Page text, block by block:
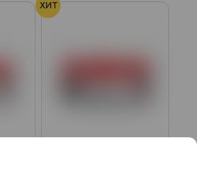
ХИТ